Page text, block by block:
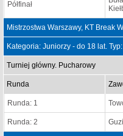
Półfinał
Mistrzostwa Warszawy, KT Break
Kategoria: Juniorzy - do 18 lat.
Turniej główny. Pucharowy
Runda
Runda: 1
Runda: 2